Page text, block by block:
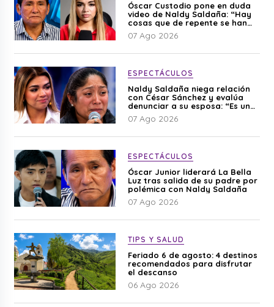
Óscar Custodio pone en duda
video de Naldy Saldaña: “Hay
cosas que de repente se han
editado”
07 Ago 2026
ESPECTÁCULOS
Naldy Saldaña niega relación
con César Sánchez y evalúa
denunciar a su esposa: “Es una
difamación”
07 Ago 2026
ESPECTÁCULOS
Óscar Junior liderará La Bella
Luz tras salida de su padre por
polémica con Naldy Saldaña
07 Ago 2026
TIPS Y SALUD
Feriado 6 de agosto: 4 destinos
recomendados para disfrutar
el descanso
06 Ago 2026